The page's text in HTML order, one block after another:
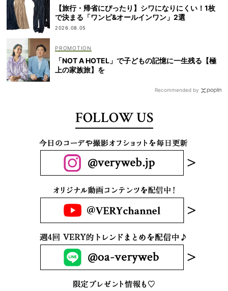
【旅行・帰省にぴったり】シワになりにくい！1枚
で決まる「ワンピ&オールインワン」2選
2026.08.05
「NOT A HOTEL」で子どもの記憶に一生残る【極
上の家族旅】を
Recommended by
FOLLOW US